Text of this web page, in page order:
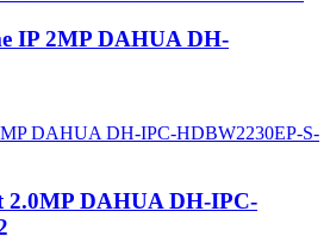
IP 2MP DAHUA DH-
2.0MP DAHUA DH-IPC-